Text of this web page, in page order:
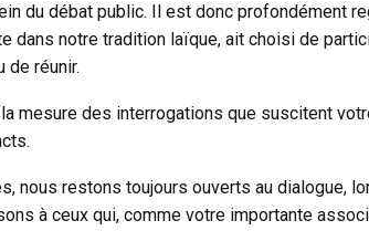
du débat public. Il est donc profondément
dans notre tradition laïque, ait choisi de
de réunir.
mesure des interrogations que suscitent
nous restons toujours ouverts au dialogue,
à ceux qui, comme votre importante